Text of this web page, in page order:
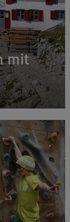
8-12 Jährige
8-12 Jährige
mit